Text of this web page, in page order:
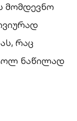
მომდევნო
რაც
ნაწილად